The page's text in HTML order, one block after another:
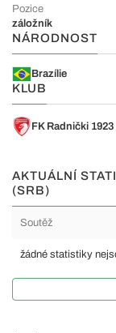
Pozice
záložník
NÁRODNOST
Brazílie
KLUB
FK Radnički
AKTUÁLNÍ
(SRB)
Soutěž
žádné statistiky